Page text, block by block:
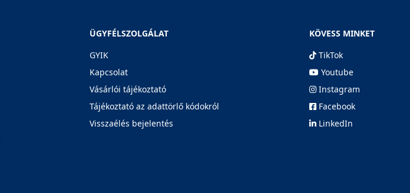
ÜGYFÉLSZOLGÁLAT
GYIK
Kapcsolat
Vásárlói tájékoztató
Tájékoztató az adattörlő kódokról
Visszaélés bejelentés
KÖVESS MINKET
TikTok
Youtube
Instagram
Facebook
LinkedIn